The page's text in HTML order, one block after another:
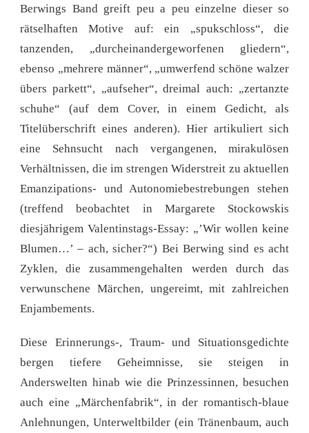
Berwings Band greift peu a peu einzelne dieser so
rätselhaften Motive auf: ein „spukschloss“, die
tanzenden, „durcheinandergeworfenen gliedern“,
ebenso „mehrere männer“, „umwerfend schöne walzer
übers parkett“, „aufseher“, dreimal auch: „zertanzte
schuhe“ (auf dem Cover, in einem Gedicht, als
Titelüberschrift eines anderen). Hier artikuliert sich
eine Sehnsucht nach vergangenen, mirakulösen
Verhältnissen, die im strengen Widerstreit zu aktuellen
Emanzipations- und Autonomiebestrebungen stehen
(treffend beobachtet in Margarete Stockowskis
diesjährigem Valentinstags-Essay: „’Wir wollen keine
Blumen…’ – ach, sicher?“) Bei Berwing sind es acht
Zyklen, die zusammengehalten werden durch das
verwunschene Märchen, ungereimt, mit zahlreichen
Enjambements.
Diese Erinnerungs-, Traum- und Situationsgedichte
bergen tiefere Geheimnisse, sie steigen in
Anderswelten hinab wie die Prinzessinnen, besuchen
auch eine „Märchenfabrik“, in der romantisch-blaue
Anlehnungen, Unterweltbilder (ein Tränenbaum, auch